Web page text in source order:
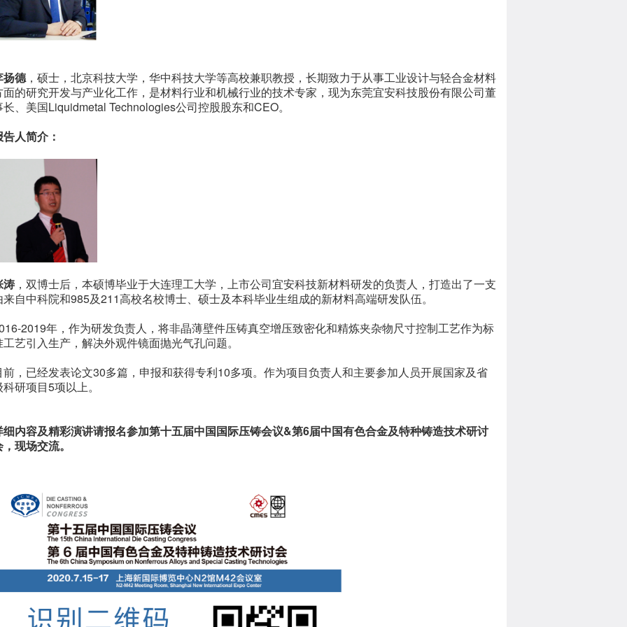
扬德，硕士，北京科技大学，华中科技大学等高校兼职教授，长期致力于从事工业设计与轻合金材料
面的研究开发与产业化工作，是材料行业和机械行业的技术专家，现为东莞宜安科技股份有限公司董
长、美国Liquidmetal Technologies公司控股股东和CEO。
告人简介：
涛 ，双博士后，本硕博毕业于大连理工大学，上市公司宜安科技新材料研发的负责人，打造出了一支
来自中科院和985及211高校名校博士、硕士及本科毕业生组成的新材料高端研发队伍。
2019年，作为研发负责人，将非晶薄壁件压铸真空增压致密化和精炼夹杂物尺寸控制工艺作为标
工艺引入生产，解决外观件镜面抛光气孔问题。
前，已经发表论文30多篇，申报和获得专利10多项。作为项目负责人和主要参加人员开展国家及省
研项目5项以上。
细内容及精彩演讲请报名参加第十五届中国国际压铸会议&第6届中国有色合金及特种铸造技术研讨
现场交流。